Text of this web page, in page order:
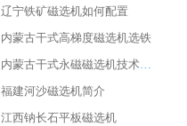
辽宁铁矿磁选机如何配置
内蒙古干式高梯度磁选机选铁
内蒙古干式永磁磁选机技术要求
福建河沙磁选机简介
江西钠长石平板磁选机